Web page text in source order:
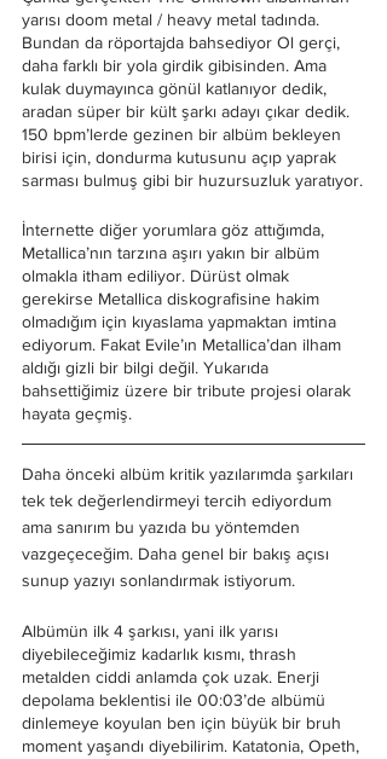
yarısı doom metal / heavy metal tadında.
Bundan da röportajda bahsediyor Ol gerçi,
daha farklı bir yola girdik gibisinden. Ama
kulak duymayınca gönül katlanıyor dedik,
aradan süper bir kült şarkı adayı çıkar dedik.
150 bpm’lerde gezinen bir albüm bekleyen
birisi için, dondurma kutusunu açıp yaprak
sarması bulmuş gibi bir huzursuzluk yaratıyor.
İnternette diğer yorumlara göz attığımda,
Metallica’nın tarzına aşırı yakın bir albüm
olmakla itham ediliyor. Dürüst olmak
gerekirse Metallica diskografisine hakim
olmadığım için kıyaslama yapmaktan imtina
ediyorum. Fakat Evile’ın Metallica’dan ilham
aldığı gizli bir bilgi değil. Yukarıda
bahsettiğimiz üzere bir tribute projesi olarak
hayata geçmiş.
Daha önceki albüm kritik yazılarımda şarkıları
tek tek değerlendirmeyi tercih ediyordum
ama sanırım bu yazıda bu yöntemden
vazgeçeceğim. Daha genel bir bakış açısı
sunup yazıyı sonlandırmak istiyorum.
Albümün ilk 4 şarkısı, yani ilk yarısı
diyebileceğimiz kadarlık kısmı, thrash
metalden ciddi anlamda çok uzak. Enerji
depolama beklentisi ile 00:03’de albümü
dinlemeye koyulan ben için büyük bir bruh
moment yaşandı diyebilirim. Katatonia, Opeth,